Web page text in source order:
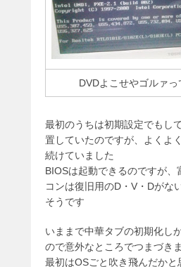
DVDよこせやゴルァっ
最初のうちは初期設定でもし
置していたのですが、よくよ
続けていました
BIOSは起動できるのですが、
コンは復旧用のD・V・Dがな
そうです
いままで中華タブの初期化し
ので意外なところでつまづき
最初はOSごと吹き飛んだか